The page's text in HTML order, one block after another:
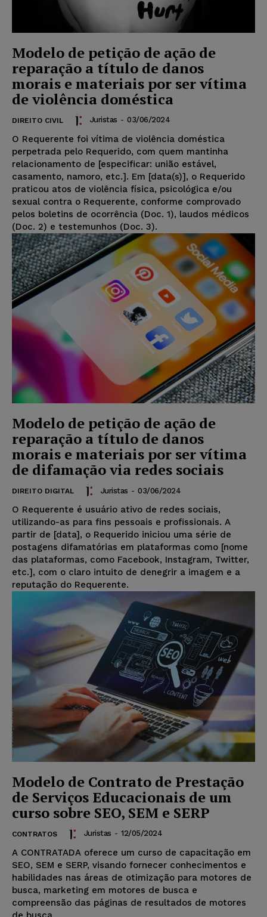
Modelo de petição de ação de
reparação a título de danos
morais e materiais por ser vítima
de violência doméstica
DIREITO CIVIL Juristas - 03/06/2024
O Requerente foi vítima de violência doméstica
perpetrada pelo Requerido, com quem mantinha
relacionamento de [especificar: união estável,
casamento, namoro, etc.]. Em [data(s)], o Requerido
praticou atos de violência física, psicológica e/ou
sexual contra o Requerente, conforme comprovado
pelos boletins de ocorrência (Doc. 1), laudos médicos
(Doc. 2) e testemunhos (Doc. 3).
Modelo de petição de ação de
reparação a título de danos
morais e materiais por ser vítima
de difamação via redes sociais
DIREITO DIGITAL Juristas - 03/06/2024
O Requerente é usuário ativo de redes sociais,
utilizando-as para fins pessoais e profissionais. A
partir de [data], o Requerido iniciou uma série de
postagens difamatórias em plataformas como [nome
das plataformas, como Facebook, Instagram, Twitter,
etc.], com o claro intuito de denegrir a imagem e a
reputação do Requerente.
Modelo de Contrato de Prestação
de Serviços Educacionais de um
curso sobre SEO, SEM e SERP
CONTRATOS Juristas - 12/05/2024
A CONTRATADA oferece um curso de capacitação em
SEO, SEM e SERP, visando fornecer conhecimentos e
habilidades nas áreas de otimização para motores de
busca, marketing em motores de busca e
compreensão das páginas de resultados de motores